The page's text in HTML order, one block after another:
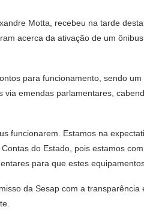
Motta, recebeu na tarde
acerca da ativação de um
para funcionamento, sendo
via emendas parlamentares,
funcionarem. Estamos na
do Estado, pois estamos
para que estes
da Sesap com a